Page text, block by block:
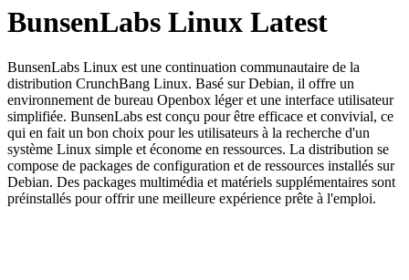
BunsenLabs Linux Latest
BunsenLabs Linux est une continuation communautaire de la
distribution CrunchBang Linux. Basé sur Debian, il offre un
environnement de bureau Openbox léger et une interface utilisateur
simplifiée. BunsenLabs est conçu pour être efficace et convivial, ce
qui en fait un bon choix pour les utilisateurs à la recherche d'un
système Linux simple et économe en ressources. La distribution se
compose de packages de configuration et de ressources installés sur
Debian. Des packages multimédia et matériels supplémentaires sont
préinstallés pour offrir une meilleure expérience prête à l'emploi.